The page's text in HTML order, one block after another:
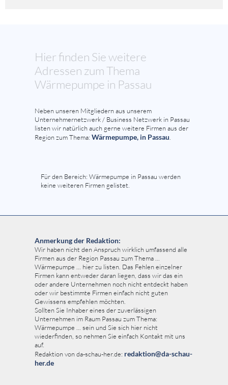
Hier finden Sie weitere
Adressen zum Thema
Wärmepumpe in Passau
Neben unseren Mitgliedern aus unserem
Unternehmernetzwerk / Business Netzwerk in Passau
listen wir natürlich auch gerne weitere Firmen aus der
Region zum Thema: Wärmepumpe, in Passau.
Für den Bereich: Wärmepumpe in Passau werden
keine weiteren Firmen gelistet.
Anmerkung der Redaktion:
Wir haben nicht den Anspruch wirklich umfassend alle
Firmen aus der Region Passau zum Thema ...
Wärmepumpe ... hier zu listen. Das Fehlen einzelner
Firmen kann entweder daran liegen, dass wir das ein
oder andere Unternehmen noch nicht entdeckt haben
oder wir bestimmte Firmen einfach nicht guten
Gewissens empfehlen möchten.
Sollten Sie Inhaber eines der zuverlässigen
Unternehmen im Raum Passau zum Thema:
Wärmepumpe ... sein und Sie sich hier nicht
wiederfinden, so nehmen Sie einfach Kontakt mit uns
auf.
Redaktion von da-schau-her.de: redaktion@da-schau-
her.de